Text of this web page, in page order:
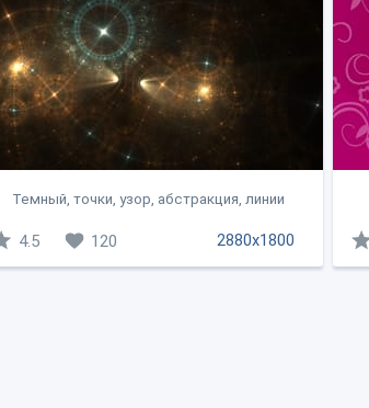
Темный, точки, узор, абстракция, линии
2880x1800
4.5 120